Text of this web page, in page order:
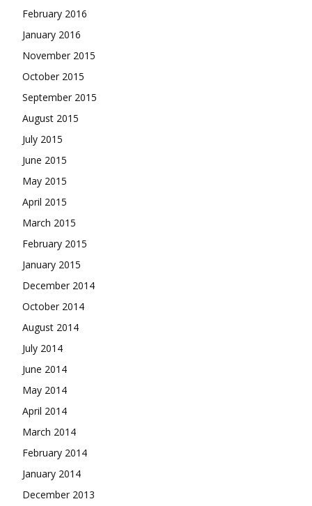
February 2016
January 2016
November 2015
October 2015
September 2015
August 2015
July 2015
June 2015
May 2015
April 2015
March 2015
February 2015
January 2015
December 2014
October 2014
August 2014
July 2014
June 2014
May 2014
April 2014
March 2014
February 2014
January 2014
December 2013